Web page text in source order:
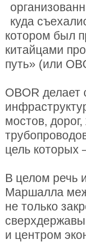
куда
котором был
китайцами
путь» (или
OBOR делает
мостов,
цель которых
В целом речь
Маршалла
не только
и центром